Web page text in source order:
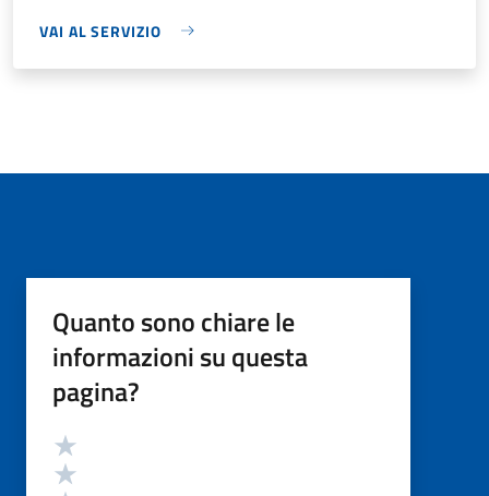
VAI AL SERVIZIO
Quanto sono chiare le
informazioni su questa
pagina?
Valutazione